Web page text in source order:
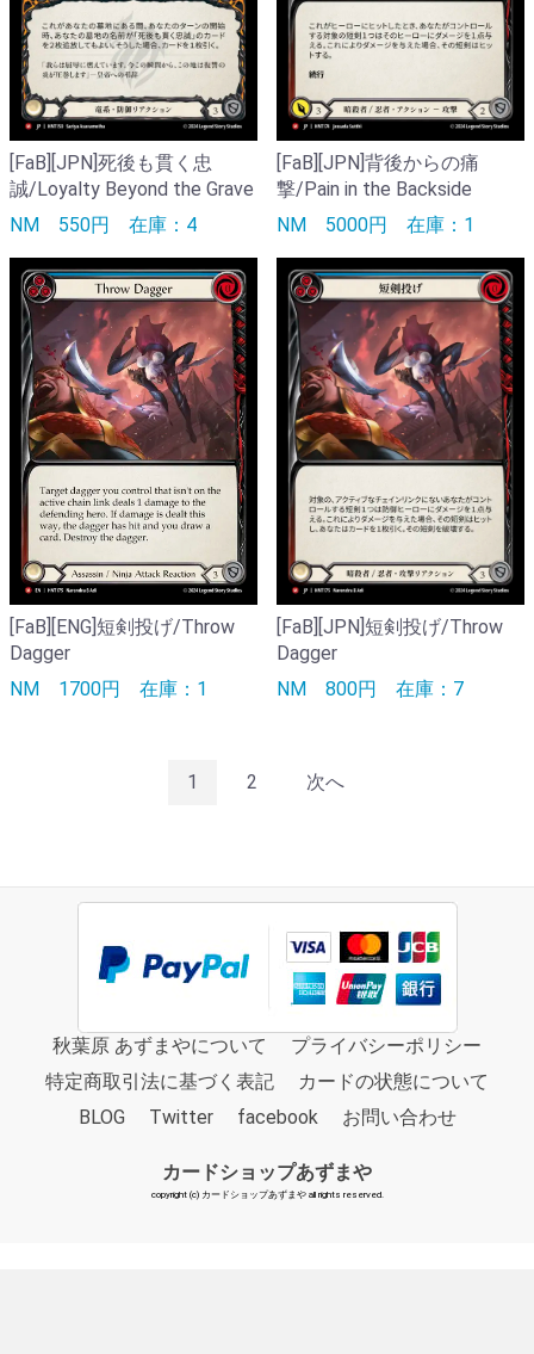
[FaB][JPN]死後も貫く忠
誠/Loyalty Beyond the Grave
NM 550円 在庫：4
[FaB][JPN]背後からの痛
撃/Pain in the Backside
NM 5000円 在庫：1
[FaB][ENG]短剣投げ/Throw
Dagger
NM 1700円 在庫：1
[FaB][JPN]短剣投げ/Throw
Dagger
NM 800円 在庫：7
1 2 次へ
秋葉原 あずまやについて
プライバシーポリシー
特定商取引法に基づく表記
カードの状態について
BLOG
Twitter facebook お問い合わせ
カードショップあずまや
copyright (c) カードショップあずまや all rights reserved.